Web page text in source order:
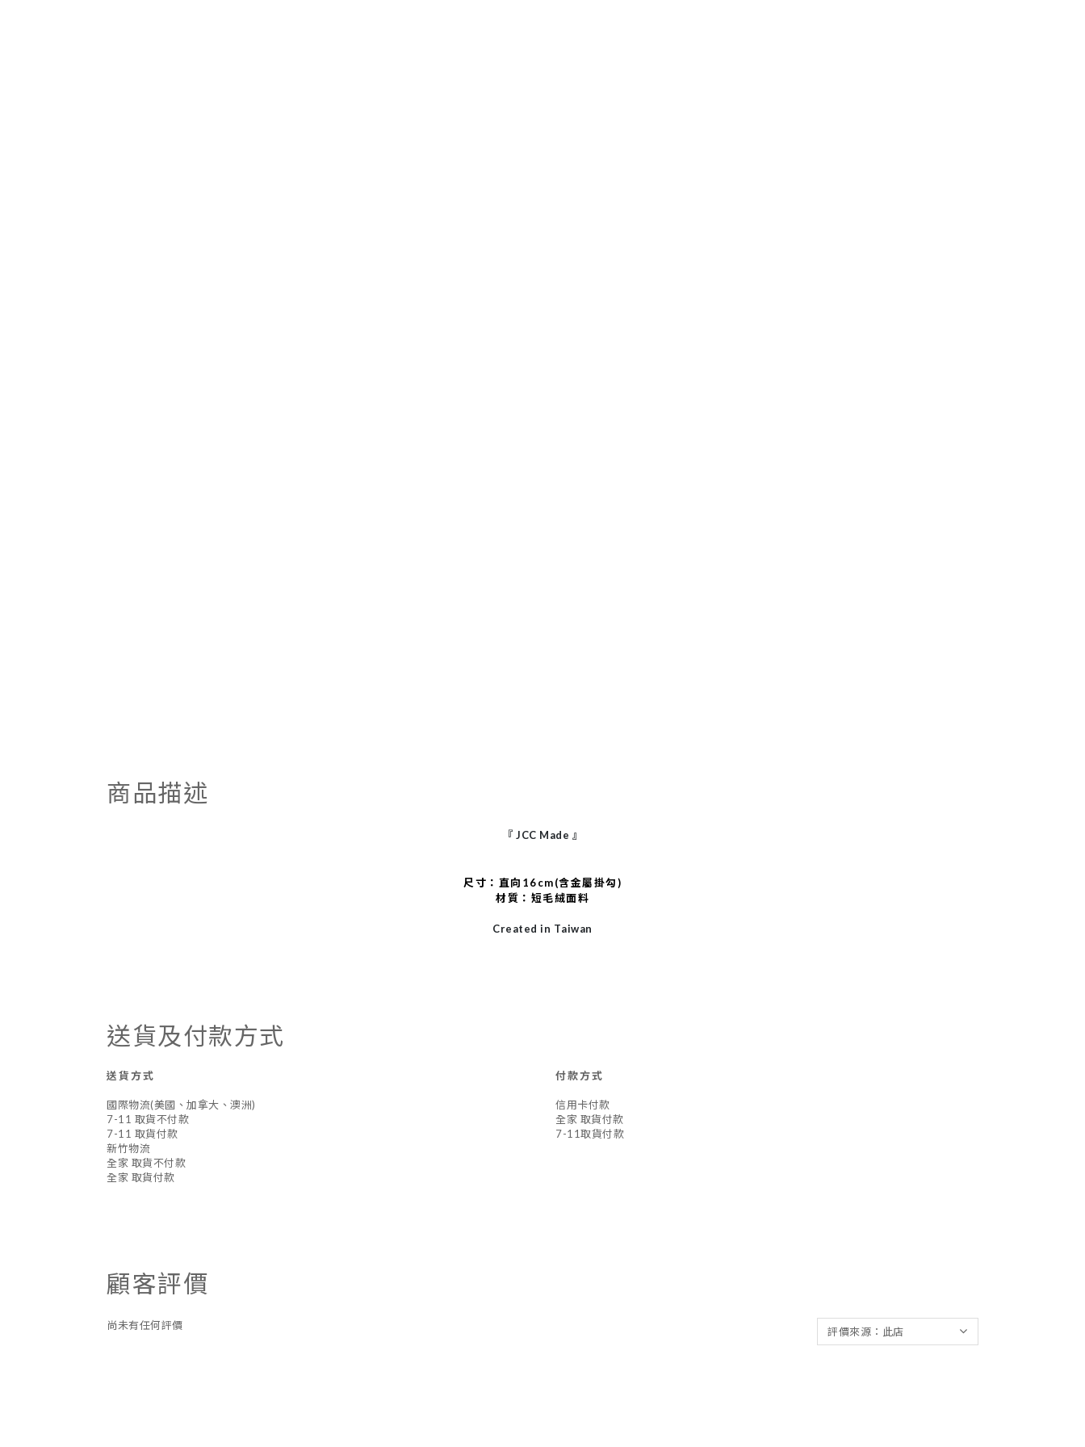
商品描述
『 JCC Made 』
尺寸：直向16cm(含金屬掛勾)
材質：短毛絨面料
Created in Taiwan
送貨及付款方式
送貨方式
國際物流(美國、加拿大、澳洲)
7-11 取貨不付款
7-11 取貨付款
新竹物流
全家 取貨不付款
全家 取貨付款
付款方式
信用卡付款
全家 取貨付款
7-11取貨付款
顧客評價
尚未有任何評價